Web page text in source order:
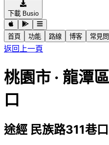
下載 Busio
首頁 功能 路線 博客 常見
返回上一頁
桃園市 · 龍潭
口
途經 民族路311巷